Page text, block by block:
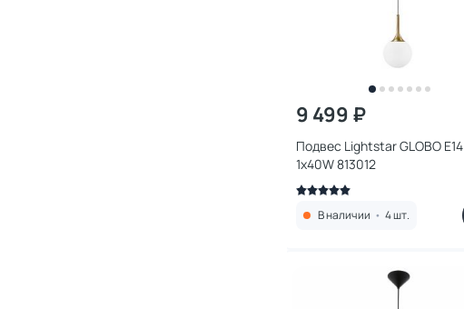
9 499 ₽
Подвес Lightstar GLOBO E14
1х40W 813012
В наличии • 4 шт.